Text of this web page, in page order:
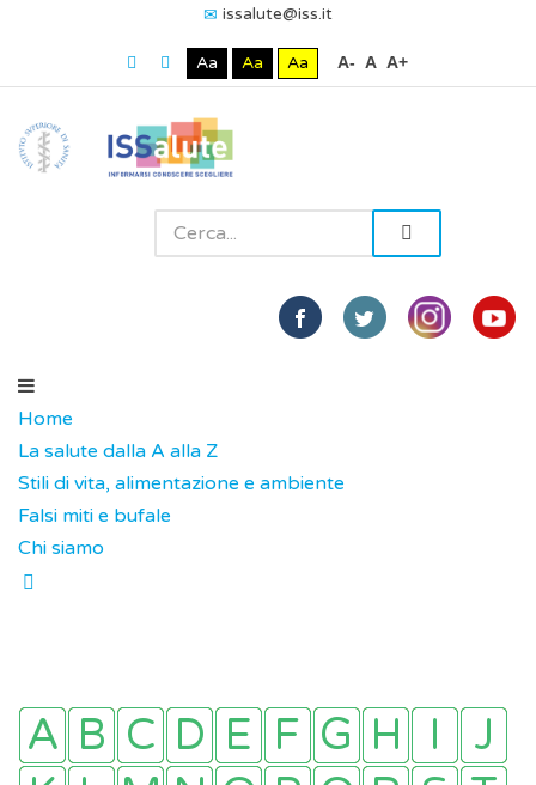
issalute@iss.it
Aa Aa Aa A- A A+
Home
La salute dalla A alla Z
Stili di vita, alimentazione e ambiente
Falsi miti e bufale
Chi siamo